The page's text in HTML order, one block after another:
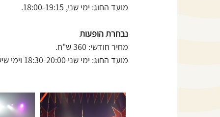
מועד החוג: ימי שני, 18:00-19:15.
נבחרת הופעות
מחיר חודשי: 360 ש"ח.
מועד החוג: ימי שני 18:30-20:00 וימי שישי 13:00-14:00.
לפתיחת